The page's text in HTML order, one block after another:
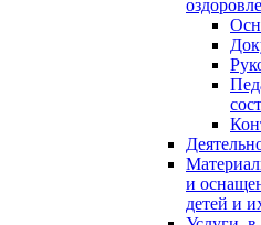
и
детей и